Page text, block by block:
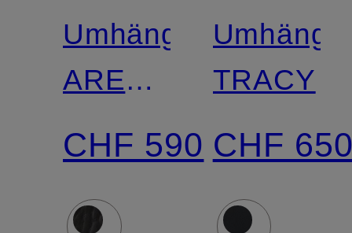
Umhängetasche
AREN
VISETOS
CHF 590
TRACY
CHF